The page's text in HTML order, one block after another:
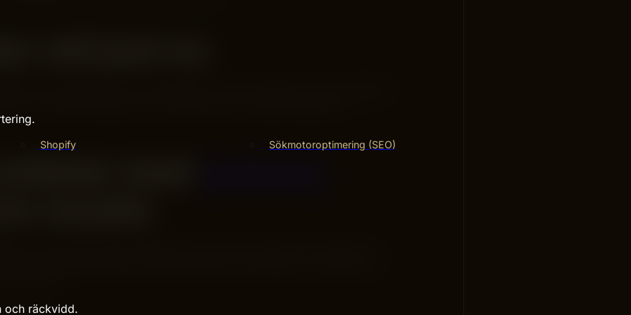
Shopify Sökmotoroptimering (SEO)
och räckvidd.
roll just nu
sig snabbt. Det som fungerade för två år sedan ger ofta avtagande
– inte bara dagens trend. Att förstå varför något fungerar är
med
om det här lyckas? Därefter tittar vi på vilka data och hypoteser vi
validera nästa steg. Det är ofta enklare än det låter, men kräver att
är det.